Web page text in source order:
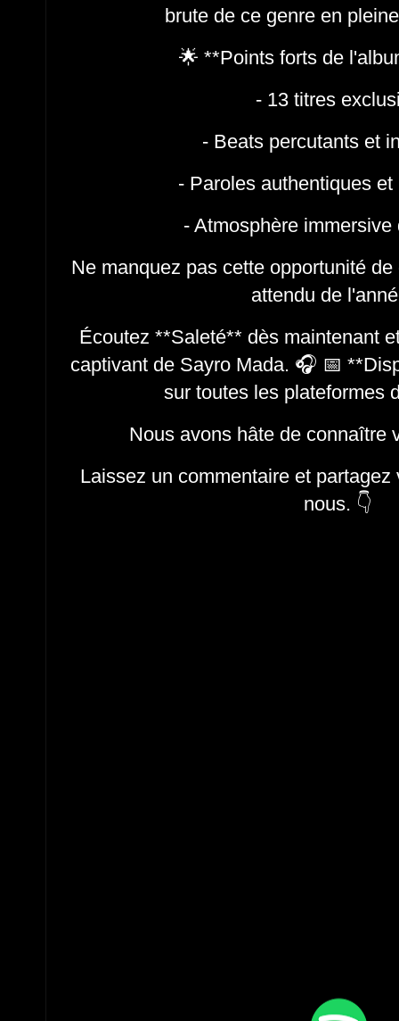
brute de ce genre en
🌟 **Points forts de
- 13 titres
- Beats percutants et
- Paroles authentiques
- Atmosphère immersive
Ne manquez pas cette opportunité
attendu de
Écoutez **Saleté** dès maintenant
captivant de Sayro Mada. 🎧 📅
sur toutes les plateformes
Nous avons hâte de connaître
Laissez un commentaire et
nous. 👇